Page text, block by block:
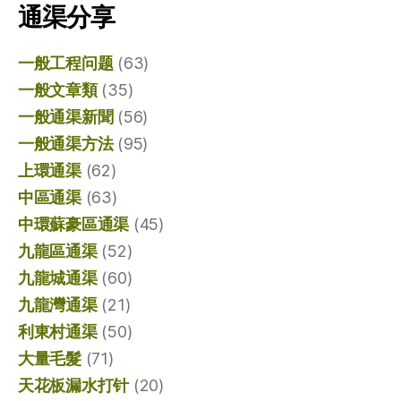
通渠分享
一般工程问题(63)
一般文章類(35)
一般通渠新聞 (56)
一般通渠方法(95)
上環通渠(62)
中區通渠(63)
中環蘇豪區通渠 (45)
九龍區通渠(52)
九龍城通渠(60)
九龍灣通渠(21)
利東村通渠(50)
大量毛髮(71)
天花板漏水打针(20)